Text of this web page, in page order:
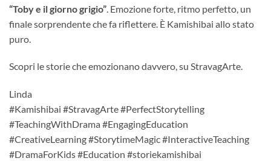
“Toby e il giorno grigio” . Emozione forte, ritmo perfetto, un
finale sorprendente che fa riflettere. È Kamishibai allo stato
puro.
Scopri le storie che emozionano davvero, su StravagArte.
Linda
#Kamishibai #StravagArte #PerfectStorytelling
#TeachingWithDrama #EngagingEducation
#CreativeLearning #StorytimeMagic #InteractiveTeaching
#DramaForKids #Education #storiekamishibai